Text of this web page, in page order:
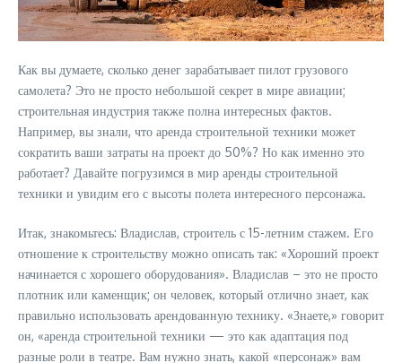
Как вы думаете, сколько денег зарабатывает пилот грузового
самолета? Это не просто небольшой секрет в мире авиации;
строительная индустрия также полна интересных фактов.
Например, вы знали, что аренда строительной техники может
сократить ваши затраты на проект до 50%? Но как именно это
работает? Давайте погрузимся в мир аренды строительной
техники и увидим его с высоты полета интересного персонажа.
Итак, знакомьтесь: Владислав, строитель с 15-летним стажем. Его
отношение к строительству можно описать так: «Хороший проект
начинается с хорошего оборудования». Владислав – это не просто
плотник или каменщик; он человек, который отлично знает, как
правильно использовать арендованную технику. «Знаете,» говорит
он, «аренда строительной техники — это как адаптация под
разные роли в театре. Вам нужно знать, какой «персонаж» вам